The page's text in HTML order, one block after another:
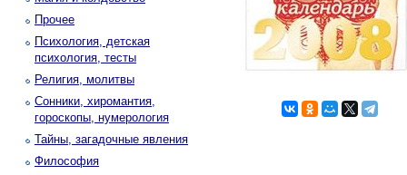
Прочее
Психология, детская
психология, тесты
Религия, молитвы
Сонники, хиромантия,
гороскопы, нумерология
Тайны, загадочные явления
Философия